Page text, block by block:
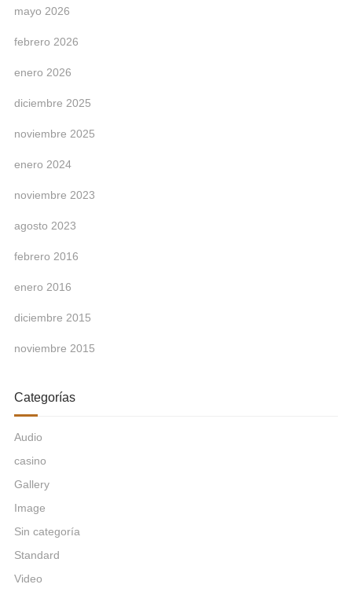
mayo 2026
febrero 2026
enero 2026
diciembre 2025
noviembre 2025
enero 2024
noviembre 2023
agosto 2023
febrero 2016
enero 2016
diciembre 2015
noviembre 2015
Categorías
Audio
casino
Gallery
Image
Sin categoría
Standard
Video